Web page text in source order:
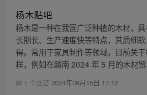
杨木贴吧
杨木是一种在我国广泛种植的木材，
长期长、生产速度快等特点，其质细
得。常用于家具制作等领域。目前关
样，例如在越南 2024 年 5 月的木材
1 个回答 2024年09月15日 17:12